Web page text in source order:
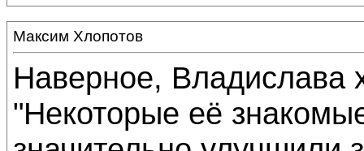
Максим Хлопотов
Наверное, Владислава
"Некоторые её